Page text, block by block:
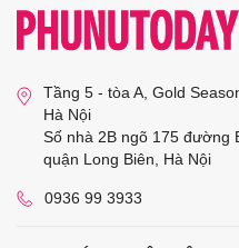
Tầng 5 - tòa A, Gold
Hà Nội
Số nhà 2B ngõ 175 đường
quận Long Biên, Hà Nội
0936 99 3933